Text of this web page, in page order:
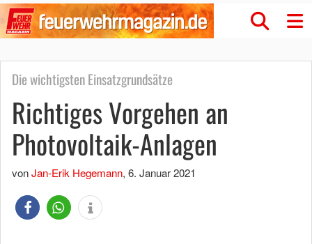
Die wichtigsten Einsatzgrundsätze
Richtiges Vorgehen an
Photovoltaik-Anlagen
vonJan-Erik Hegemann, 6. Januar 2021